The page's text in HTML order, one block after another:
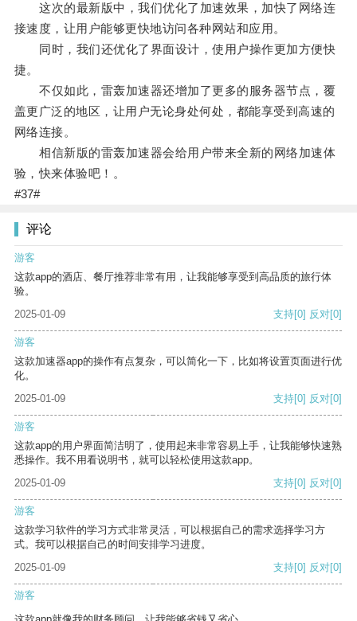
这次的最新版中，我们优化了加速效果，加快了网络连
接速度，让用户能够更快地访问各种网站和应用。
同时，我们还优化了界面设计，使用户操作更加方便快
捷。
不仅如此，雷轰加速器还增加了更多的服务器节点，覆
盖更广泛的地区，让用户无论身处何处，都能享受到高速的
网络连接。
相信新版的雷轰加速器会给用户带来全新的网络加速体
验，快来体验吧！。
#37#
评论
游客
这款app的酒店、餐厅推荐非常有用，让我能够享受到高品质的旅行体
验。
2025-01-09
支持[0] 反对[0]
游客
这款加速器app的操作有点复杂，可以简化一下，比如将设置页面进行优
化。
2025-01-09
支持[0] 反对[0]
游客
这款app的用户界面简洁明了，使用起来非常容易上手，让我能够快速熟
悉操作。我不用看说明书，就可以轻松使用这款app。
2025-01-09
支持[0] 反对[0]
游客
这款学习软件的学习方式非常灵活，可以根据自己的需求选择学习方
式。我可以根据自己的时间安排学习进度。
2025-01-09
支持[0] 反对[0]
游客